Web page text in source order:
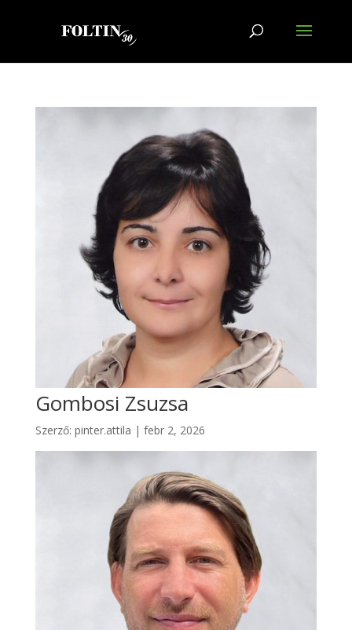
Gombosi Zsuzsa
Szerző: pinter.attila | febr 2, 2026